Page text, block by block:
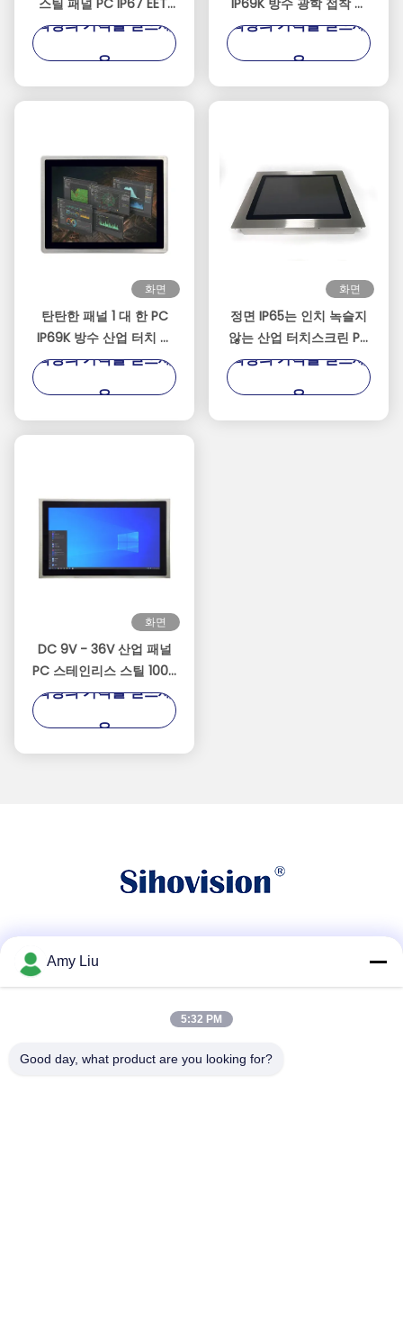
스틸 패널 PC IP67 EETI
터치 팬리스
최상의 가격을 얻으세
요
IP69K 방수 광학 접착 터
치 스크린 15인치 인텔 셀
최상의 가격을 얻으세
요
화면
탄탄한 패널 1 대 한 PC
IP69K 방수 산업 터치 스
크린 15 인치 M12 인터페
최상의 가격을 얻으세
요
화면
정면 IP65는 인치 녹슬지
않는 산업 터치스크린 PC
어려운 패널을 15 방수 처
최상의 가격을 얻으세
요
화면
DC 9V - 36V 산업 패널
PC 스테인리스 스틸 1000
Nits 높은 밝기
최상의 가격을 얻으세
요
전화
Amy Liu
5:32 PM
Good day, what product are you looking for?